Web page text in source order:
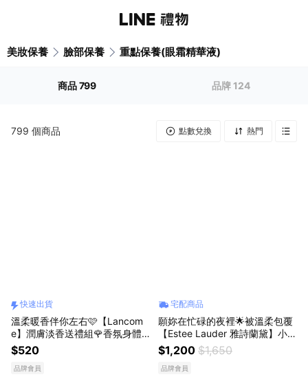
美妝保養 臉部保養 重點保養(眼霜精華液)
商品799 品牌124
799 個商品 點數兌換 熱門
快速出貨
溫柔暖香伴你左右🩷【Lancom
e】潤膚淡香送禮組🌹香氛身體
乳50ml+淡香氛4ml｜送女生 獨
家 生日禮物 快速出貨
$520
品牌會員
宅配商品
願妳在忙碌的夜裡🌟被溫柔包覆
【Estee Lauder 雅詩蘭黛】小棕
瓶明星 1+1 送禮組🤎 生日禮物
送女友 |小棕15ml+膠原霜5ml
+收納包
$1,200 $1,650
品牌會員